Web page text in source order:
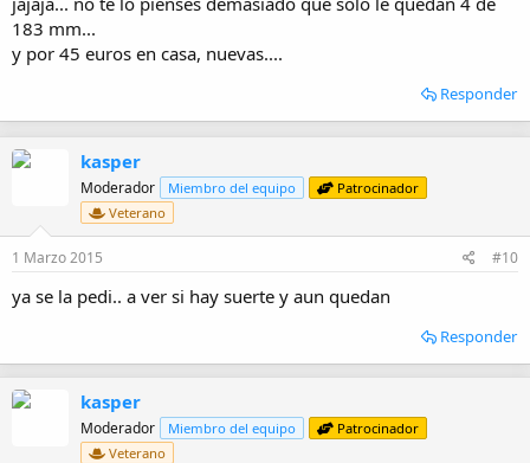
183 mm...
y por 45 euros en casa, nuevas....
Responder
kasper
Moderador Miembro del equipo
Patrocinador
Veterano
1 Marzo 2015 #10
ya se la pedi.. a ver si hay suerte y aun quedan
Responder
kasper
Moderador Miembro del equipo
Patrocinador
Veterano